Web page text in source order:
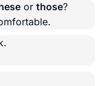
or those?